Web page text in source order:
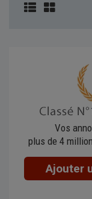
Vos
plus de 4
Ajouter